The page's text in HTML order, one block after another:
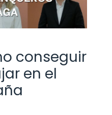
conseguir
en el